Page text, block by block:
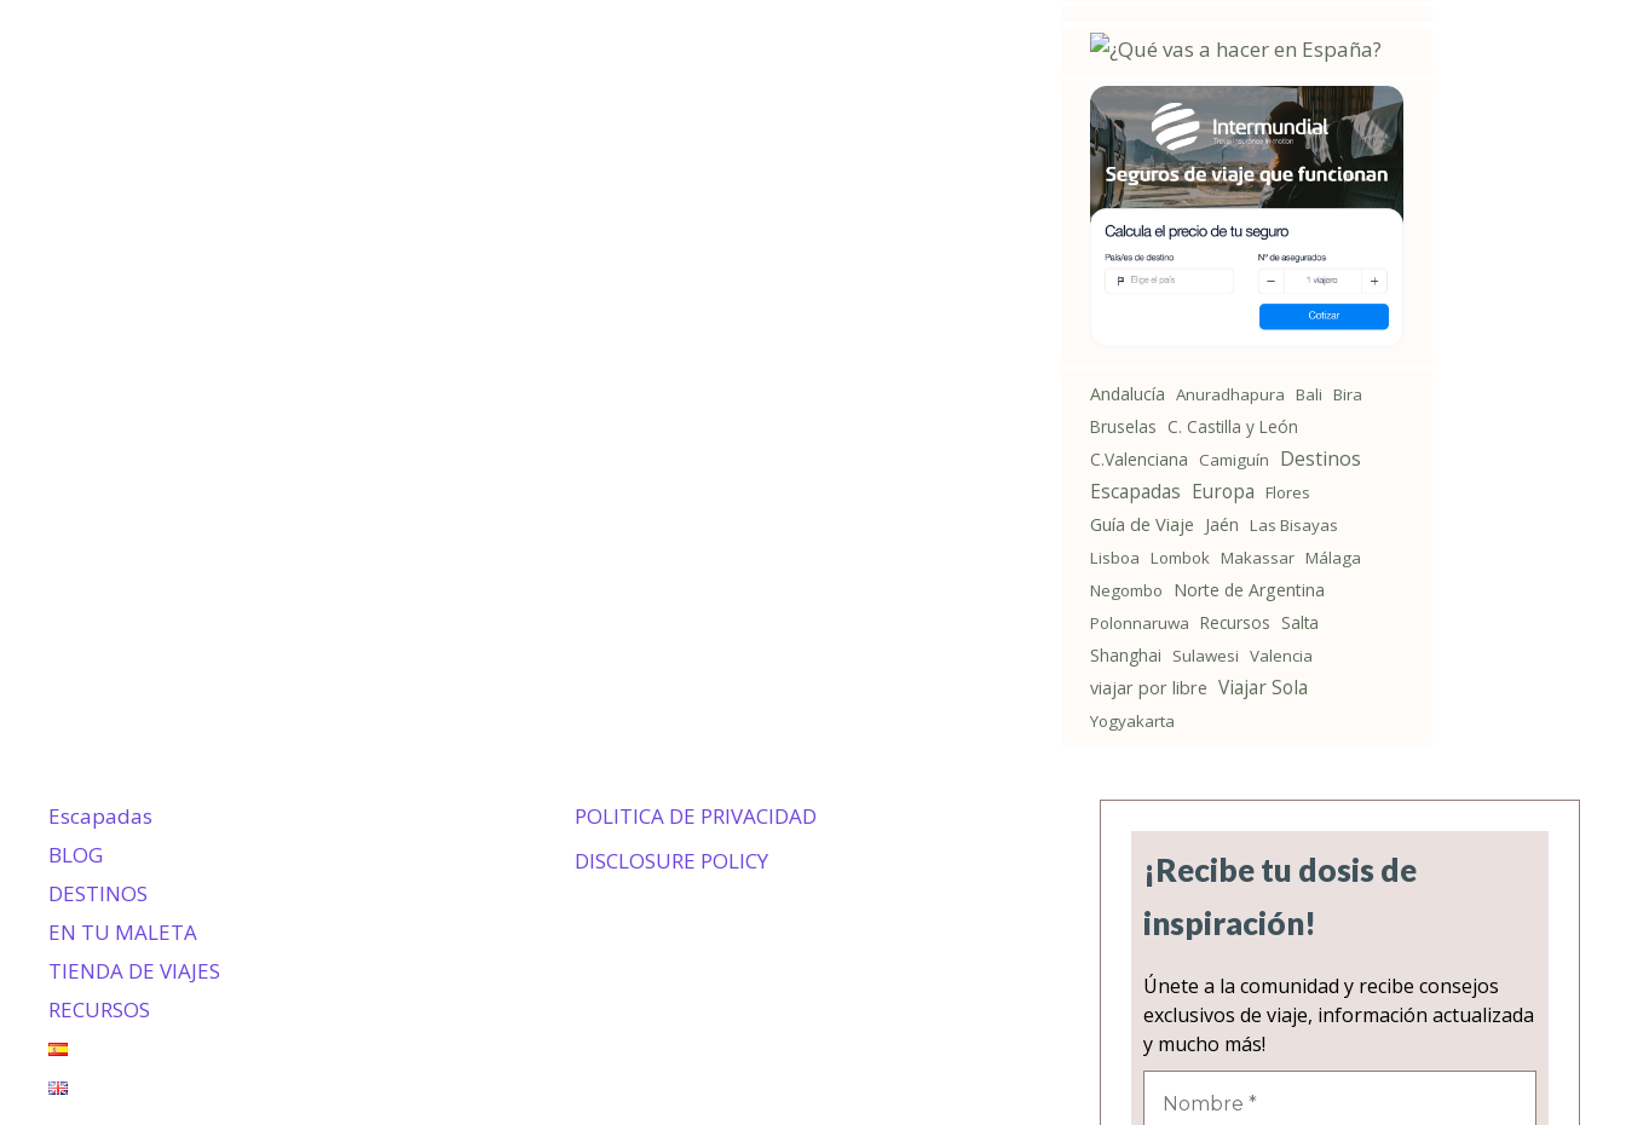
Andalucía Anuradhapura Bali Bira
Bruselas C. Castilla y León
C.Valenciana
Camiguín Destinos
Escapadas Europa Flores
Guía de Viaje Jaén Las Bisayas
Lisboa Lombok Makassar Málaga
Negombo
Norte de Argentina
Polonnaruwa Recursos Salta
Shanghai
Sulawesi Valencia
viajar por libre Viajar Sola
Yogyakarta
Escapadas
BLOG
DESTINOS
EN TU MALETA
TIENDA DE VIAJES
RECURSOS
POLITICA DE PRIVACIDAD
DISCLOSURE POLICY
¡Recibe tu dosis de
inspiración!
Únete a la comunidad y recibe consejos
exclusivos de viaje, información actualizada
y mucho más!